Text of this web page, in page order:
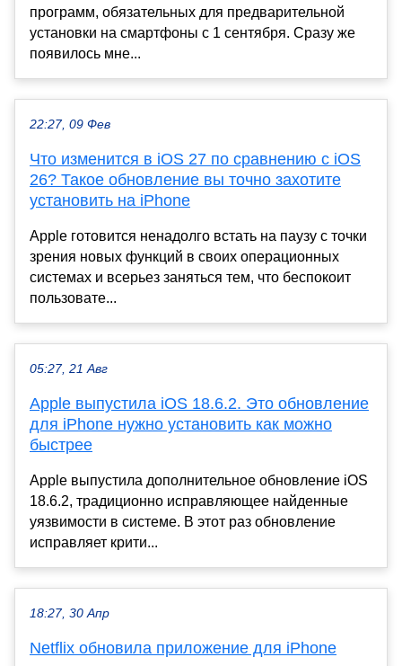
программ, обязательных для предварительной
установки на смартфоны с 1 сентября. Сразу же
появилось мне...
22:27, 09 Фев
Что изменится в iOS 27 по сравнению с iOS
26? Такое обновление вы точно захотите
установить на iPhone
Apple готовится ненадолго встать на паузу с точки
зрения новых функций в своих операционных
системах и всерьез заняться тем, что беспокоит
пользовате...
05:27, 21 Авг
Apple выпустила iОS 18.6.2. Это обновление
для iPhone нужно установить как можно
быстрее
Apple выпустила дополнительное обновление iОS
18.6.2, традиционно исправляющее найденные
уязвимости в системе. В этот раз обновление
исправляет крити...
18:27, 30 Апр
Netflix обновила приложение для iPhone